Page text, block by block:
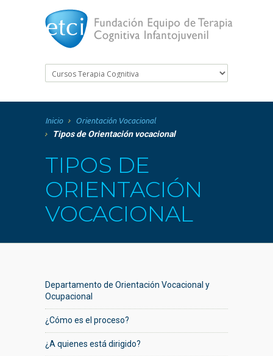
Inicio Orientación Vocacional
Tipos de Orientación vocacional
TIPOS DE
ORIENTACIÓN
VOCACIONAL
Departamento de Orientación Vocacional y
Ocupacional
¿Cómo es el proceso?
¿A quienes está dirigido?